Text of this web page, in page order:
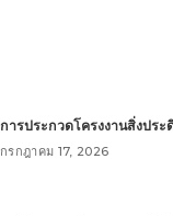
การประกวดโครงงานสิ่งประ
กรกฎาคม 17, 2026